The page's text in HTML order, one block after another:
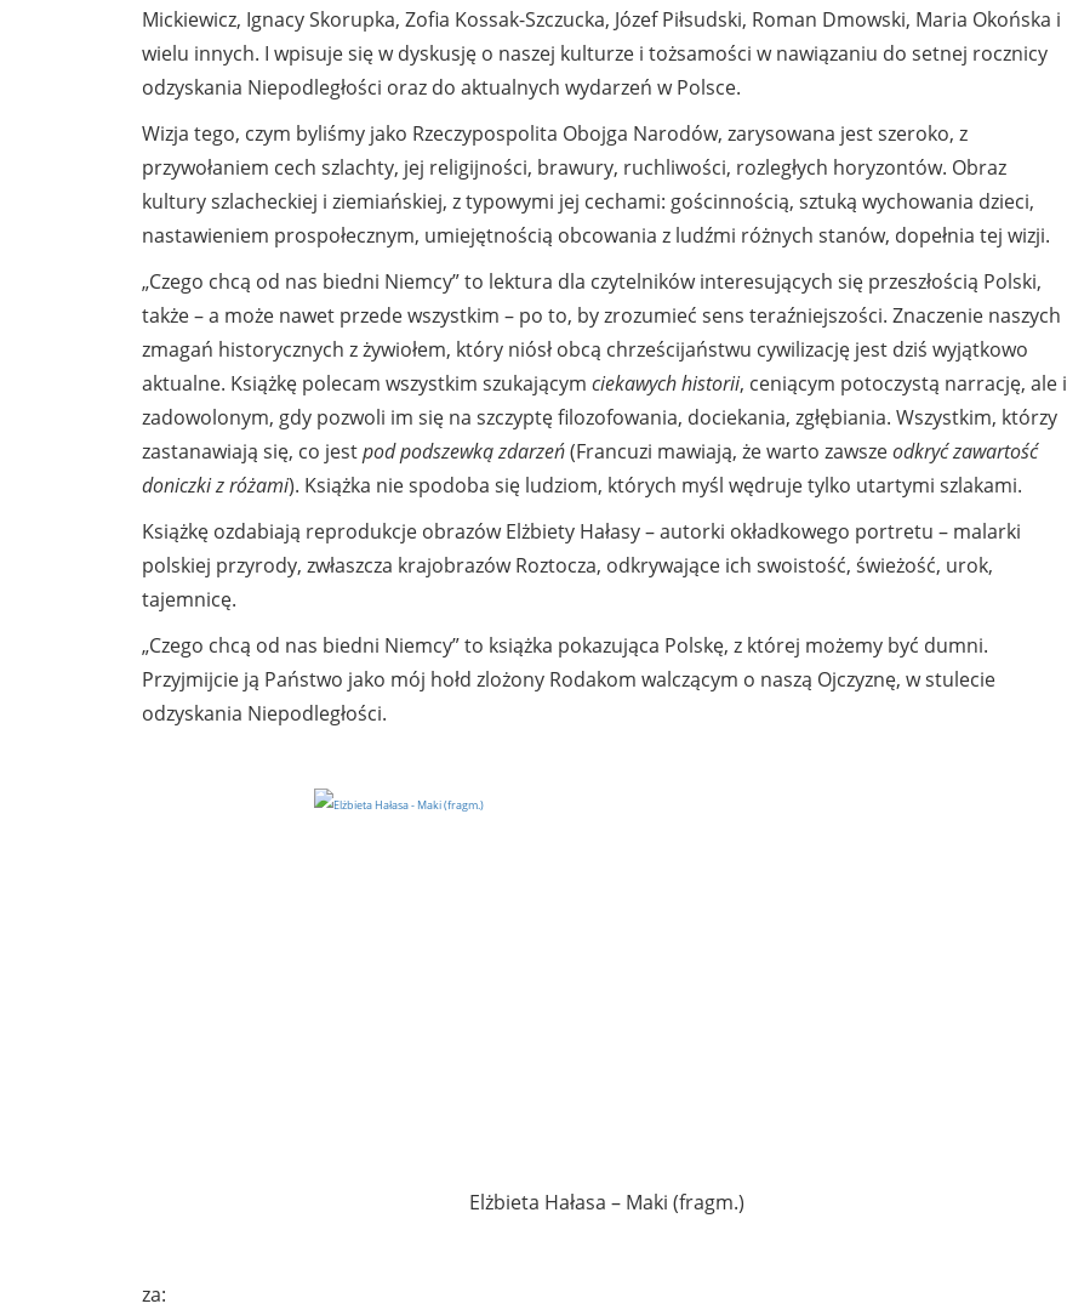
Mickiewicz, Ignacy Skorupka, Zofia Kossak-Szczucka, Józef Piłsudski, Roman Dmowski, Maria Okońska i
wielu innych. I wpisuje się w dyskusję o naszej kulturze i tożsamości w nawiązaniu do setnej rocznicy
odzyskania Niepodległości oraz do aktualnych wydarzeń w Polsce.
Wizja tego, czym byliśmy jako Rzeczypospolita Obojga Narodów, zarysowana jest szeroko, z
przywołaniem cech szlachty, jej religijności, brawury, ruchliwości, rozległych horyzontów. Obraz
kultury szlacheckiej i ziemiańskiej, z typowymi jej cechami: gościnnością, sztuką wychowania dzieci,
nastawieniem prospołecznym, umiejętnością obcowania z ludźmi różnych stanów, dopełnia tej wizji.
„Czego chcą od nas biedni Niemcy” to lektura dla czytelników interesujących się przeszłością Polski,
także – a może nawet przede wszystkim – po to, by zrozumieć sens teraźniejszości. Znaczenie naszych
zmagań historycznych z żywiołem, który niósł obcą chrześcijaństwu cywilizację jest dziś wyjątkowo
aktualne. Książkę polecam wszystkim szukającym ciekawychhistorii, ceniącym potoczystą narrację, ale i
zadowolonym, gdy pozwoli im się na szczyptę filozofowania, dociekania, zgłębiania. Wszystkim, którzy
zastanawiają się, co jestpod podszewką zdarzeń(Francuzi mawiają, że warto zawszeodkryćzawartość
doniczki z różami). Książka nie spodoba się ludziom, których myśl wędruje tylko utartymi szlakami.
Książkę ozdabiają reprodukcje obrazów Elżbiety Hałasy – autorki okładkowego portretu – malarki
polskiej przyrody, zwłaszcza krajobrazów Roztocza, odkrywające ich swoistość, świeżość, urok,
tajemnicę.
„Czego chcą od nas biedni Niemcy” to książka pokazująca Polskę, z której możemy być dumni.
Przyjmijcie ją Państwo jako mój hołd zlożony Rodakom walczącym o naszą Ojczyznę, w stulecie
odzyskania Niepodległości.
Elżbieta Hałasa – Maki (fragm.)
za: